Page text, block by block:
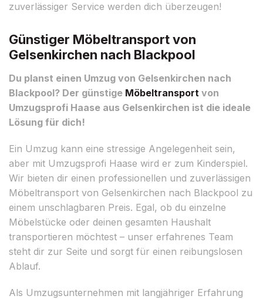
zuverlässiger Service werden dich überzeugen!
Günstiger Möbeltransport von
Gelsenkirchen nach Blackpool
Du planst einen Umzug von Gelsenkirchen nach
Blackpool? Der günstige Möbeltransport von
Umzugsprofi Haase aus Gelsenkirchen ist die ideale
Lösung für dich!
Ein Umzug kann eine stressige Angelegenheit sein,
aber mit Umzugsprofi Haase wird er zum Kinderspiel.
Wir bieten dir einen professionellen und zuverlässigen
Möbeltransport von Gelsenkirchen nach Blackpool zu
einem unschlagbaren Preis. Egal, ob du einzelne
Möbelstücke oder deinen gesamten Haushalt
transportieren möchtest – unser erfahrenes Team
steht dir zur Seite und sorgt für einen reibungslosen
Ablauf.
Als Umzugsunternehmen mit langjähriger Erfahrung